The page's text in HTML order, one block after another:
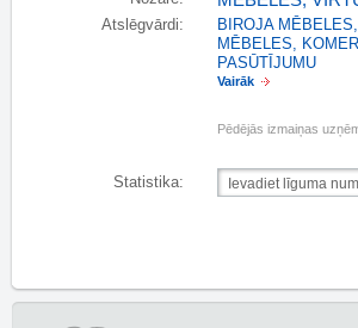
Atslēgvārdi: BIROJA MĒBELES,
MĒBELES,
PASŪTĪJUMU
Vairāk
Pēdējās izmaiņas
Statistika: